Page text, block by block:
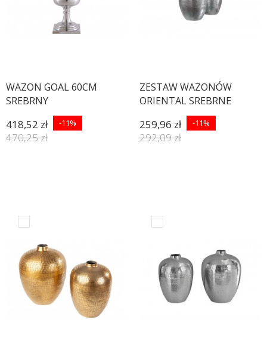
WAZON GOAL 60CM
SREBRNY
418,52 zł -11%
470,25 zł
ZESTAW WAZONÓW
ORIENTAL SREBRNE
259,96 zł -11%
292,09 zł